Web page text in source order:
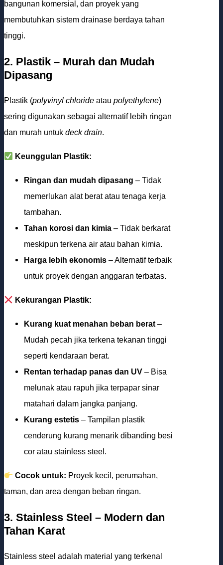
bangunan komersial, dan proyek yang
membutuhkan sistem drainase berdaya tahan
tinggi.
2. Plastik – Murah dan Mudah
Dipasang
Plastik (polyvinyl chloride atau polyethylene)
sering digunakan sebagai alternatif lebih ringan
dan murah untuk deck drain.
Keunggulan Plastik:
Ringan dan mudah dipasang – Tidak
memerlukan alat berat atau tenaga kerja
tambahan.
Tahan korosi dan kimia – Tidak berkarat
meskipun terkena air atau bahan kimia.
Harga lebih ekonomis – Alternatif terbaik
untuk proyek dengan anggaran terbatas.
Kekurangan Plastik:
Kurang kuat menahan beban berat–
Mudah pecah jika terkena tekanan tinggi
seperti kendaraan berat.
Rentan terhadap panas dan UV – Bisa
melunak atau rapuh jika terpapar sinar
matahari dalam jangka panjang.
Kurang estetis – Tampilan plastik
cenderung kurang menarik dibanding besi
cor atau stainless steel.
Cocok untuk: Proyek kecil, perumahan,
taman, dan area dengan beban ringan.
3. Stainless Steel – Modern dan
Tahan Karat
Stainless steel adalah material yang terkenal